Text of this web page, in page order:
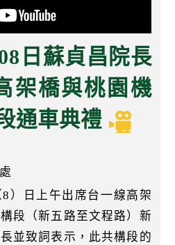
日蘇貞昌院長
架橋與桃園機
通車典禮
）日上午出席台一線高架
段（新五路至文程路）新
並致詞表示，此共構段的